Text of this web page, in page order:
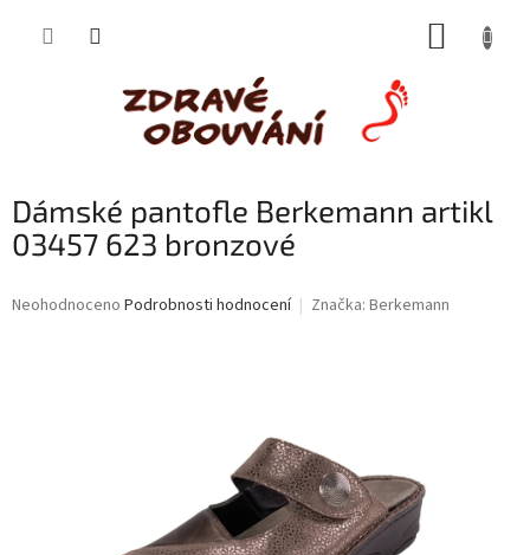
Dámské pantofle Berkemann artikl
03457 623 bronzové
Průměrné
Neohodnoceno Podrobnosti hodnocení Značka: Berkemann